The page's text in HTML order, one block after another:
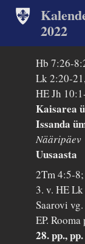
2022
Hb 7:26-
Lk 2:20-
HE Jh
Kaisarea
Issanda
Nääripäev
Uusaasta
2Tm 4:5-
3. v. HE
Saarovi
EP.
28. pp.,